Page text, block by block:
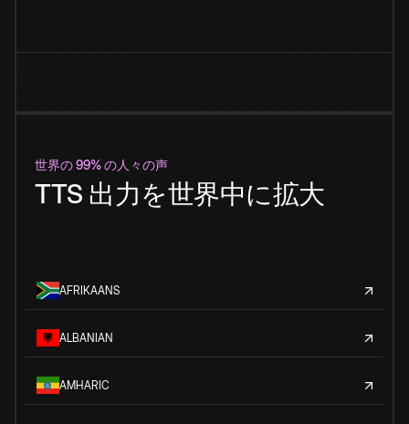
世界の 99% の人々の声
TTS 出力を世界中に拡大
AFRIKAANS
ALBANIAN
AMHARIC